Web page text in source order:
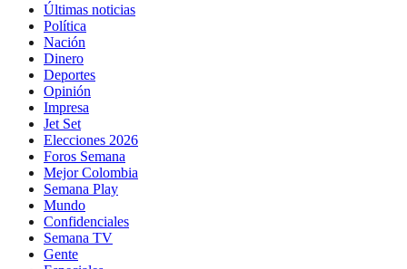
Últimas noticias
Política
Nación
Dinero
Deportes
Opinión
Impresa
Jet Set
Elecciones 2026
Foros Semana
Mejor Colombia
Semana Play
Mundo
Confidenciales
Semana TV
Gente